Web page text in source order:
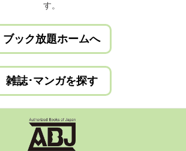
す。
ブック放題ホームへ
雑誌･マンガを探す